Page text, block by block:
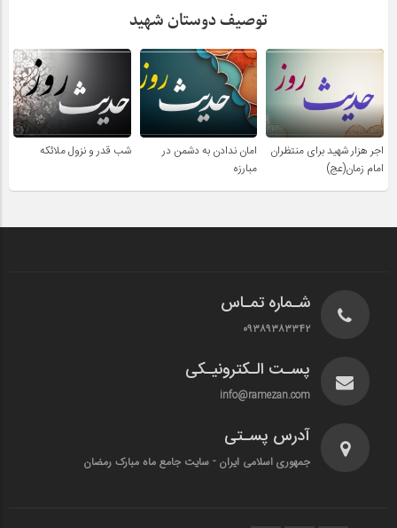
توصیف دوستان شهید
اجر هزار شهید برای منتظران
امام زمان(عج)
امان ندادن به دشمن در
مبارزه
شب قدر و نزول ملائکه
شـماره تمـاس
۰۹۳۸۹۳۸۳۳۴۲
پسـت الـکترونیـکی
info@ramezan.com
آدرس پسـتی
جمهوری اسلامی ایران - سایت جامع ماه مبارک رمضان